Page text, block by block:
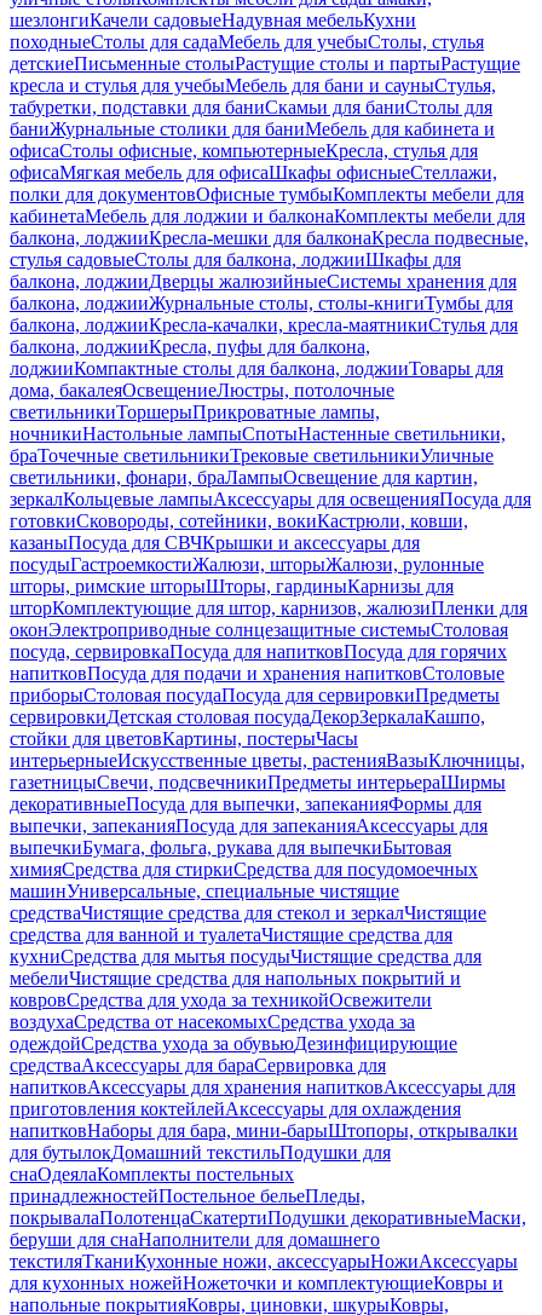
шезлонгиКачели садовыеНадувная мебельКухни
походныеСтолы для садаМебель для учебыСтолы, стулья
детскиеПисьменные столыРастущие столы и партыРастущие
кресла и стулья для учебыМебель для бани и сауныСтулья,
табуретки, подставки для баниСкамьи для баниСтолы для
баниЖурнальные столики для баниМебель для кабинета и
офисаСтолы офисные, компьютерныеКресла, стулья для
офисаМягкая мебель для офисаШкафы офисныеСтеллажи,
полки для документовОфисные тумбыКомплекты мебели для
кабинетаМебель для лоджии и балконаКомплекты мебели для
балкона, лоджииКресла-мешки для балконаКресла подвесные,
стулья садовыеСтолы для балкона, лоджииШкафы для
балкона, лоджииДверцы жалюзийныеСистемы хранения для
балкона, лоджииЖурнальные столы, столы-книгиТумбы для
балкона, лоджииКресла-качалки, кресла-маятникиСтулья для
балкона, лоджииКресла, пуфы для балкона,
лоджииКомпактные столы для балкона, лоджииТовары для
дома, бакалеяОсвещениеЛюстры, потолочные
светильникиТоршерыПрикроватные лампы,
ночникиНастольные лампыСпотыНастенные светильники,
браТочечные светильникиТрековые светильникиУличные
светильники, фонари, браЛампыОсвещение для картин,
зеркалКольцевые лампыАксессуары для освещенияПосуда для
готовкиСковороды, сотейники, вокиКастрюли, ковши,
казаныПосуда для СВЧКрышки и аксессуары для
посудыГастроемкостиЖалюзи, шторыЖалюзи, рулонные
шторы, римские шторыШторы, гардиныКарнизы для
шторКомплектующие для штор, карнизов, жалюзиПленки для
оконЭлектроприводные солнцезащитные системыСтоловая
посуда, сервировкаПосуда для напитковПосуда для горячих
напитковПосуда для подачи и хранения напитковСтоловые
приборыСтоловая посудаПосуда для сервировкиПредметы
сервировкиДетская столовая посудаДекорЗеркалаКашпо,
стойки для цветовКартины, постерыЧасы
интерьерныеИскусственные цветы, растенияВазыКлючницы,
газетницыСвечи, подсвечникиПредметы интерьераШирмы
декоративныеПосуда для выпечки, запеканияФормы для
выпечки, запеканияПосуда для запеканияАксессуары для
выпечкиБумага, фольга, рукава для выпечкиБытовая
химияСредства для стиркиСредства для посудомоечных
машинУниверсальные, специальные чистящие
средстваЧистящие средства для стекол и зеркалЧистящие
средства для ванной и туалетаЧистящие средства для
кухниСредства для мытья посудыЧистящие средства для
мебелиЧистящие средства для напольных покрытий и
ковровСредства для ухода за техникойОсвежители
воздухаСредства от насекомыхСредства ухода за
одеждойСредства ухода за обувьюДезинфицирующие
средстваАксессуары для бараСервировка для
напитковАксессуары для хранения напитковАксессуары для
приготовления коктейлейАксессуары для охлаждения
напитковНаборы для бара, мини-барыШтопоры, открывалки
для бутылокДомашний текстильПодушки для
снаОдеялаКомплекты постельных
принадлежностейПостельное бельеПледы,
покрывалаПолотенцаСкатертиПодушки декоративныеМаски,
беруши для снаНаполнители для домашнего
текстиляТканиКухонные ножи, аксессуарыНожиАксессуары
для кухонных ножейНожеточки и комплектующиеКовры и
напольные покрытияКовры, циновки, шкурыКовры,